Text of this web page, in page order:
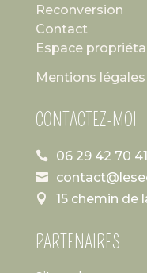
Reconversion
Contact
Espace
Mentions légales
CONTACTEZ-MOI
 06 29 42 70 41

 15 chemin de
PARTENAIRES